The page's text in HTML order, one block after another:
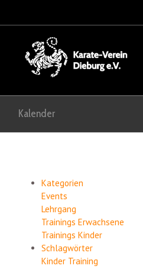
Kalender
Kategorien
Events
Lehrgang
Trainings Erwachsene
Trainings Kinder
Schlagwörter
Kinder Training